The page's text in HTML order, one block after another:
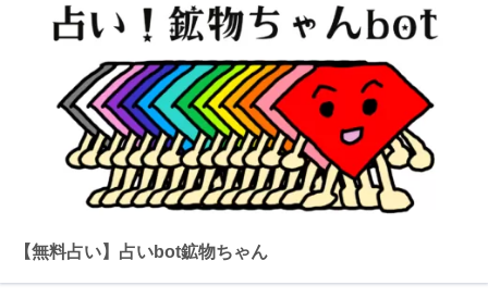
【無料占い】占いbot鉱物ちゃん